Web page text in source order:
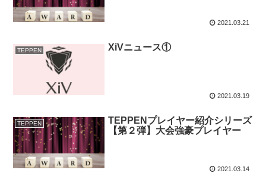
2021.03.21
TEPPEN XiVニュース①
2021.03.19
TEPPEN
TEPPENプレイヤー紹介シリーズ
【第２弾】大会強豪プレイヤー
2021.03.14